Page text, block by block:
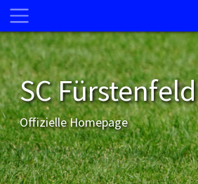
SC
Offizielle Homepage